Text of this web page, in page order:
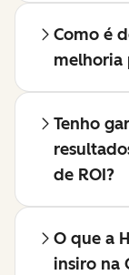
Como é
melhoria
Tenho
de ROI?
O que a
insiro na